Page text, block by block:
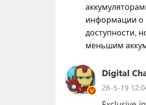
информации о
доступности,
меньшим